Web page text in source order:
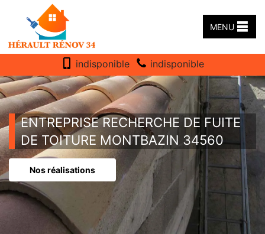
MENU
indisponible indisponible
ENTREPRISE RECHERCHE DE FUITE
DE TOITURE MONTBAZIN 34560
Nos réalisations